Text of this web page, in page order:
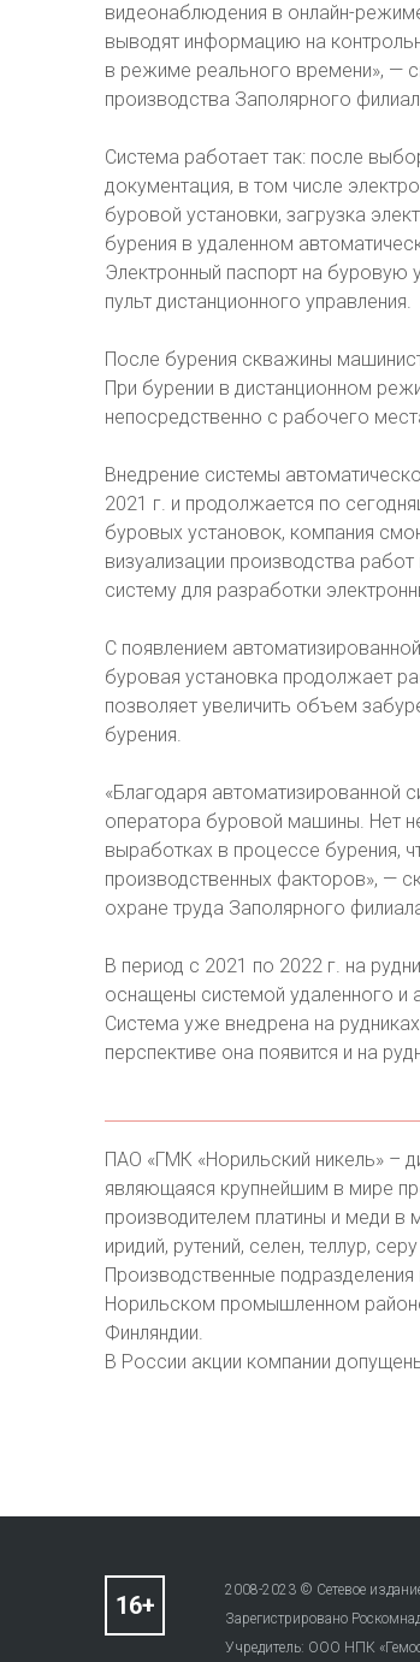
видеонаблюдения в онлайн-
выводят информацию на
в режиме реального времени», —
производства Заполярного
Система работает так: после
документация, в том числе
буровой установки, загрузка
бурения в удаленном
Электронный паспорт на буровую
пульт дистанционного управления.
После бурения скважины
При бурении в дистанционном
непосредственно с рабочего
Внедрение системы
2021 г. и продолжается по
буровых установок, компания
визуализации производства
систему для разработки
С появлением
буровая установка продолжает
позволяет увеличить объем
бурения.
«Благодаря автоматизированной
оператора буровой машины. Нет
выработках в процессе бурения,
производственных факторов», —
охране труда Заполярного
В период с 2021 по 2022 г. на
оснащены системой удаленного и
Система уже внедрена на
перспективе она появится и на
ПАО «ГМК «Норильский никель» –
являющаяся крупнейшим в мире
производителем платины и меди в
иридий, рутений, селен, теллур,
Производственные
Норильском промышленном
Финляндии.
В России акции компании
2008-2023 © Сетевое
Зарегистрировано
Учредитель: ООО НПК